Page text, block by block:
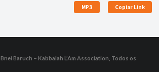
MP3 Copiar Link
Bnei Baruch – Kabbalah L’Am Association, Todos os